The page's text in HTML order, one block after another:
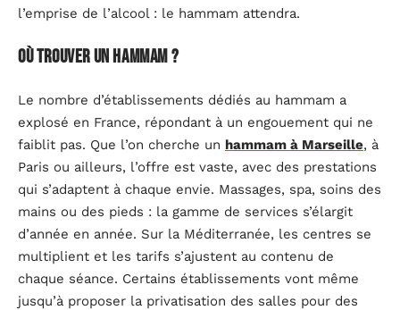
l’emprise de l’alcool : le hammam attendra.
Où trouver un hammam ?
Le nombre d’établissements dédiés au hammam a
explosé en France, répondant à un engouement qui ne
faiblit pas. Que l’on cherche un hammam à Marseille, à
Paris ou ailleurs, l’offre est vaste, avec des prestations
qui s’adaptent à chaque envie. Massages, spa, soins des
mains ou des pieds : la gamme de services s’élargit
d’année en année. Sur la Méditerranée, les centres se
multiplient et les tarifs s’ajustent au contenu de
chaque séance. Certains établissements vont même
jusqu’à proposer la privatisation des salles pour des